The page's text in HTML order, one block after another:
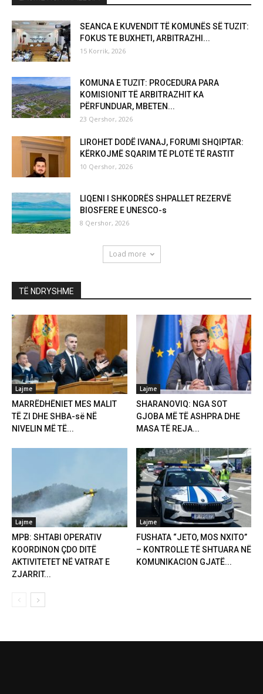
SEANCA E KUVENDIT TË KOMUNËS SË TUZIT:
FOKUS TE BUXHETI, ARBITRAZHI...
15 Korrik, 2026
KOMUNA E TUZIT: PROCEDURA PARA
KOMISIONIT TË ARBITRAZHIT KA
PËRFUNDUAR, MBETEN...
23 Qershor, 2026
LIROHET DODË IVANAJ, FORUMI SHQIPTAR:
KËRKOJMË SQARIM TË PLOTË TË RASTIT
10 Qershor, 2026
LIQENI I SHKODRËS SHPALLET REZERVË
BIOSFERE E UNESCO-s
8 Qershor, 2026
Load more
TË NDRYSHME
Lajme
MARRËDHËNIET MES MALIT
TË ZI DHE SHBA-së NË
NIVELIN MË TË...
Lajme
SHARANOVIQ: NGA SOT
GJOBA MË TË ASHPRA DHE
MASA TË REJA...
Lajme
MPB: SHTABI OPERATIV
KOORDINON ÇDO DITË
AKTIVITETET NË VATRAT E
ZJARRIT...
Lajme
FUSHATA “JETO, MOS NXITO”
– KONTROLLE TË SHTUARA NË
KOMUNIKACION GJATË...